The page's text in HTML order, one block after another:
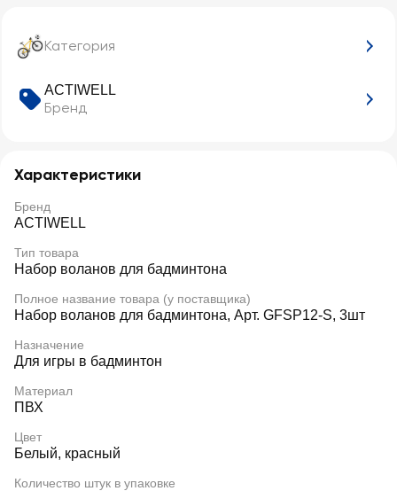
Категория
ACTIWELL
Бренд
Характеристики
Бренд
ACTIWELL
Тип товара
Набор воланов для бадминтона
Полное название товара (у поставщика)
Набор воланов для бадминтона, Арт. GFSP12-S, 3шт
Назначение
Для игры в бадминтон
Материал
ПВХ
Цвет
Белый, красный
Количество штук в упаковке